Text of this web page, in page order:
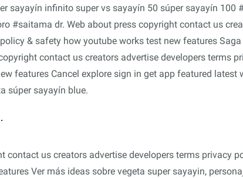
sayayín infinito super vs sayayín 50 súper sayayín 100
#saitama dr. Web about press copyright contact us
& safety how youtube works test new features
contact us creators advertise developers terms
features Cancel explore sign in get app featured latest
súper sayayín blue.
contact us creators advertise developers terms privacy
Ver más ideas sobre vegeta super sayayin,